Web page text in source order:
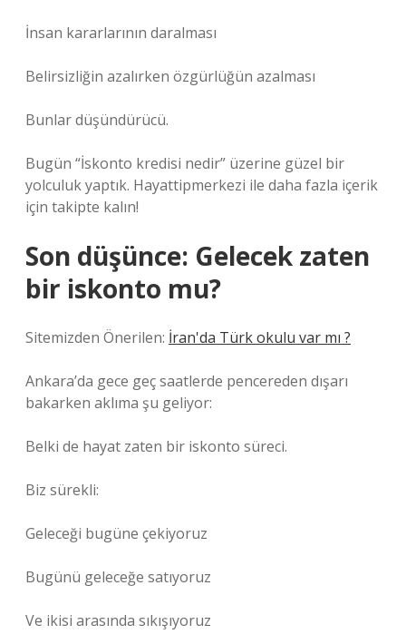
İnsan kararlarının daralması
Belirsizliğin azalırken özgürlüğün azalması
Bunlar düşündürücü.
Bugün “İskonto kredisi nedir” üzerine güzel bir
yolculuk yaptık. Hayattipmerkezi ile daha fazla içerik
için takipte kalın!
Son düşünce: Gelecek zaten
bir iskonto mu?
Sitemizden Önerilen: İran'da Türk okulu var mı ?
Ankara’da gece geç saatlerde pencereden dışarı
bakarken aklıma şu geliyor:
Belki de hayat zaten bir iskonto süreci.
Biz sürekli:
Geleceği bugüne çekiyoruz
Bugünü geleceğe satıyoruz
Ve ikisi arasında sıkışıyoruz